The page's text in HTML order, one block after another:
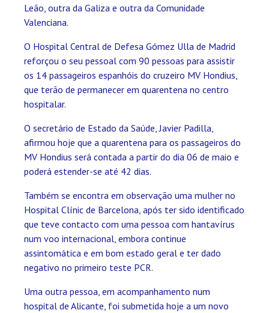
Leão, outra da Galiza e outra da Comunidade
Valenciana.
O Hospital Central de Defesa Gómez Ulla de Madrid
reforçou o seu pessoal com 90 pessoas para assistir
os 14 passageiros espanhóis do cruzeiro MV Hondius,
que terão de permanecer em quarentena no centro
hospitalar.
O secretário de Estado da Saúde, Javier Padilla,
afirmou hoje que a quarentena para os passageiros do
MV Hondius será contada a partir do dia 06 de maio e
poderá estender-se até 42 dias.
Também se encontra em observação uma mulher no
Hospital Clínic de Barcelona, após ter sido identificado
que teve contacto com uma pessoa com hantavírus
num voo internacional, embora continue
assintomática e em bom estado geral e ter dado
negativo no primeiro teste PCR.
Uma outra pessoa, em acompanhamento num
hospital de Alicante, foi submetida hoje a um novo